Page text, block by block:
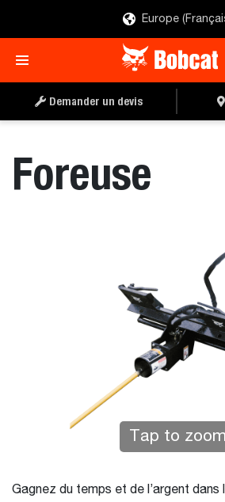
Europe
Demander un devis
Foreuse
Tap to zoom
Gagnez du temps et de l’argent dans
DEMANDER UN DEVIS
TROUVER